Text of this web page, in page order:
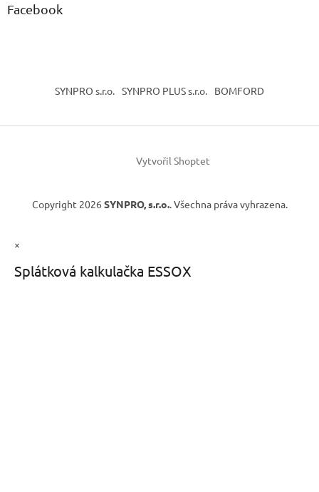
Facebook
SYNPRO s.r.o. SYNPRO PLUS s.r.o. BOMFORD
Vytvořil Shoptet
Copyright 2026 SYNPRO, s.r.o.. Všechna práva vyhrazena.
×
Splátková kalkulačka ESSOX